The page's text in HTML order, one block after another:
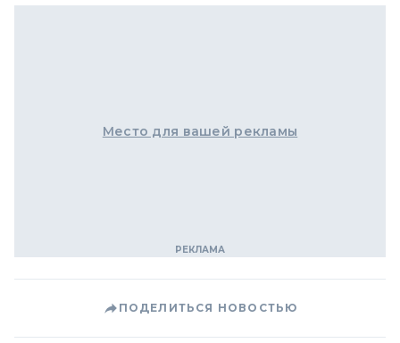
Место для вашей рекламы
ПОДЕЛИТЬСЯ НОВОСТЬЮ